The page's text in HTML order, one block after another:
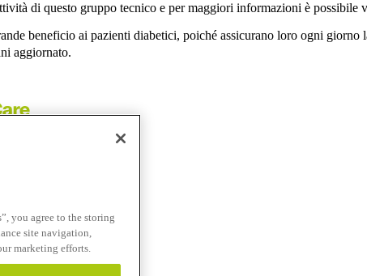
di questo gruppo tecnico e per maggiori informazioni è possibile
beneficio ai pazienti diabetici, poiché assicurano loro ogni
aggiornato.
you agree to the storing
site navigation,
marketing efforts.